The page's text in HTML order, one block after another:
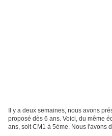
Il y a deux semaines, nous avons
proposé dès 6 ans. Voici, du même
ans, soit CM1 à 5ème. Nous l'avons